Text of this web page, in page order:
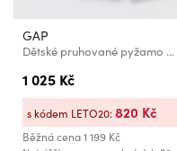
GAP
Dětské pruhované pyžamo GAP
1 025 Kč
Běžná cena1 199 Kč
s kódem LETO20:820 Kč